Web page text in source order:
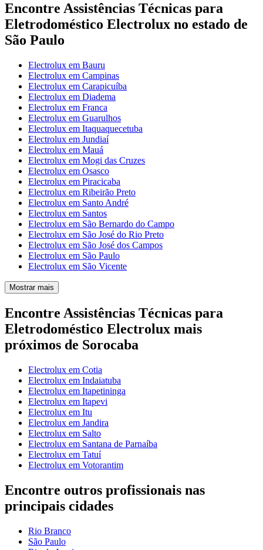
Encontre Assistências Técnicas para
Eletrodoméstico Electrolux no estado de
São Paulo
Electrolux em Bauru
Electrolux em Campinas
Electrolux em Carapicuíba
Electrolux em Diadema
Electrolux em Franca
Electrolux em Guarulhos
Electrolux em Itaquaquecetuba
Electrolux em Jundiaí
Electrolux em Mauá
Electrolux em Mogi das Cruzes
Electrolux em Osasco
Electrolux em Piracicaba
Electrolux em Ribeirão Preto
Electrolux em Santo André
Electrolux em Santos
Electrolux em São Bernardo do Campo
Electrolux em São José do Rio Preto
Electrolux em São José dos Campos
Electrolux em São Paulo
Electrolux em São Vicente
Mostrar mais
Encontre Assistências Técnicas para
Eletrodoméstico Electrolux mais
próximos de Sorocaba
Electrolux em Cotia
Electrolux em Indaiatuba
Electrolux em Itapetininga
Electrolux em Itapevi
Electrolux em Itu
Electrolux em Jandira
Electrolux em Salto
Electrolux em Santana de Parnaíba
Electrolux em Tatuí
Electrolux em Votorantim
Encontre outros profissionais nas
principais cidades
Rio Branco
São Paulo